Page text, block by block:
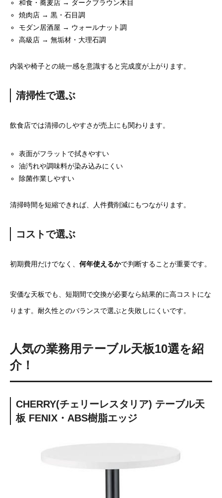
和食・蕎麦店 → ダークブラウン木目
焼肉店 → 黒・石目調
モダン居酒屋 → ウォールナット調
高級店 → 無垢材・大理石調
内装や椅子との統一感を意識すると完成度が上がります。
清掃性で選ぶ
飲食店では清掃のしやすさが売上にも関わります。
表面がフラットで拭きやすい
油汚れや調味料が染み込みにくい
除菌作業しやすい
清掃時間を短縮できれば、人件費削減にもつながります。
コストで選ぶ
初期費用だけでなく、 何年使えるかで判断することが重要です。
安価な天板でも、短期間で交換が必要なら結果的に高コストにな
ります。耐久性とのバランスで選ぶと失敗しにくいです。
人気の業務用テーブル天板10選を紹
介！
CHERRY(チェリーレスタリア) テーブル天
板 FENIX・ABS樹脂エッジ